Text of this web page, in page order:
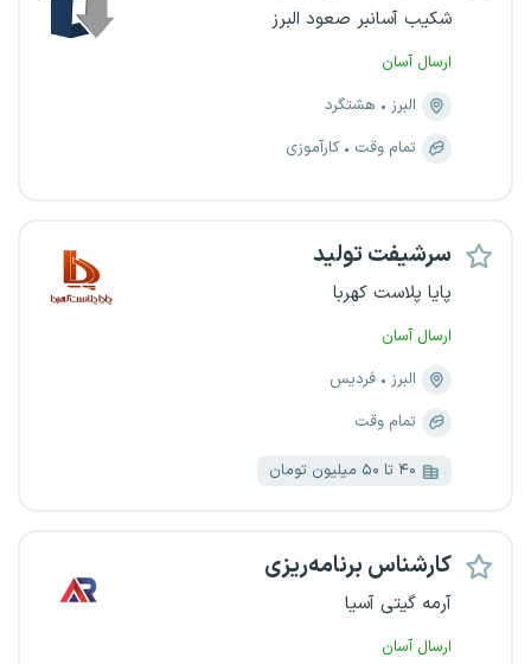
شکیب آسانبر صعود البرز
ارسال آسان
البرز
هشتگرد
تمام وقت
کارآموزی
سرشیفت تولید
پایا پلاست کهربا
ارسال آسان
البرز
فردیس
تمام وقت
۴۰ تا ۵۰ میلیون تومان
کارشناس برنامه‌ریزی
آرمه گیتی آسیا
ارسال آسان